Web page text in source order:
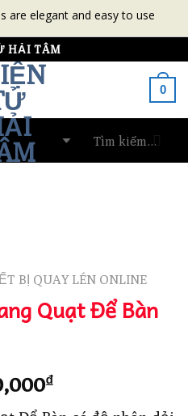
HẢI TÂM
0
BỊ QUAY LÉN ONLINE
Quạt Để Bàn
₫
hiện
are elegant and easy to use